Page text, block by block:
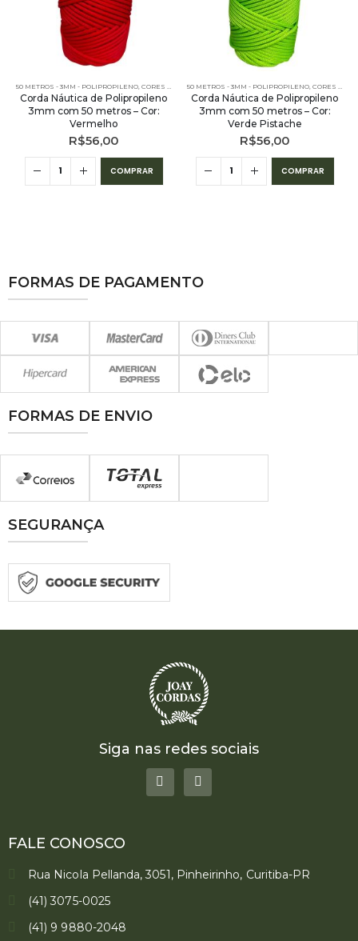
- 50 METROS ,PE - 3MM - POLIPROPILENO - 50 METROS
50 METROS - 3MM - POLIPROPILENO CORES LISAS - 50 METROS - 3MM ,PE - 3MM - POLIPROPILENO -
Corda Náutica de Polipropileno
3mm com 50 metros – Cor:
Vermelho
R$56,00
COMPRAR
50 METROS - 3MM - POLIPROPILENO CORES LISAS - 50 METROS - 3MM
Corda Náutica de Polipropileno
3mm com 50 metros – Cor:
Verde Pistache
R$56,00
COMPRAR
FORMAS DE PAGAMENTO
FORMAS DE ENVIO
SEGURANÇA
Siga nas redes sociais
FALE CONOSCO
Rua Nicola Pellanda, 3051, Pinheirinho, Curitiba-PR
(41) 3075-0025
(41) 9 9880-2048